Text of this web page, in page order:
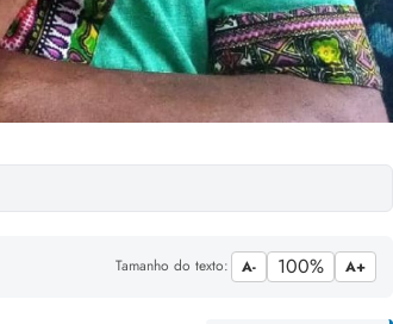
Tamanho do texto: A- 100% A+